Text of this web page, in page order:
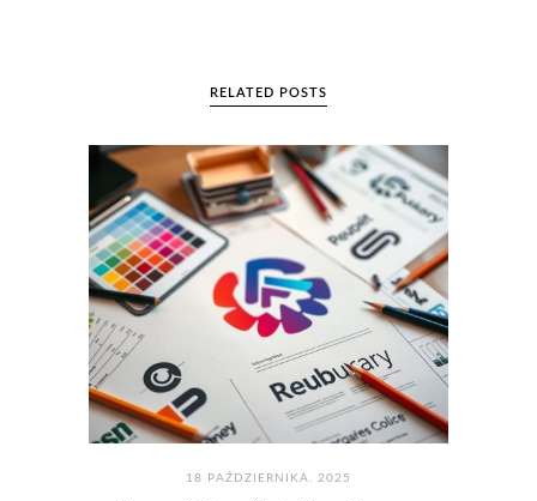
RELATED POSTS
18 PAŹDZIERNIKA. 2025